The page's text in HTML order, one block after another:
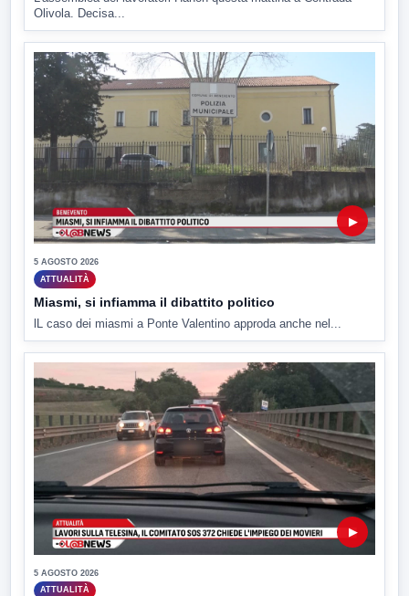
Olivola. Decisa...
▶
5 AGOSTO 2026
ATTUALITÀ
Miasmi, si infiamma il dibattito politico
lL caso dei miasmi a Ponte Valentino approda anche nel...
▶
5 AGOSTO 2026
ATTUALITÀ